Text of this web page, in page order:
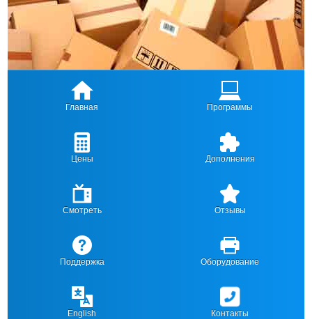
Главная Программы
Цены Дополнения
Смотреть Отзывы
Поддержка Оборудование
English Контакты